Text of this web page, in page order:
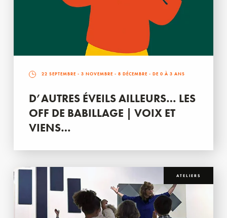
22 SEPTEMBRE - 3 NOVEMBRE - 8 DÉCEMBRE - DE 0 À 3 ANS
D’AUTRES ÉVEILS AILLEURS… LES
OFF DE BABILLAGE | VOIX ET
VIENS…
ATELIERS